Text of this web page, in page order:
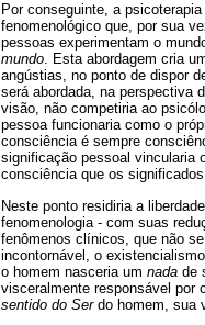
Por conseguinte, a
fenomenológico que, por sua
pessoas experimentam o
mundo. Esta abordagem cria
angústias, no ponto de dispor
será abordada, na perspectiva
visão, não competiria ao
pessoa funcionaria como o
consciência é sempre
significação pessoal vincularia
consciência que os
Neste ponto residiria a
fenomenologia - com suas
fenômenos clínicos, que não
incontornável, o
o homem nasceria um nada de
visceralmente responsável por
sentido do Serdo homem, sua